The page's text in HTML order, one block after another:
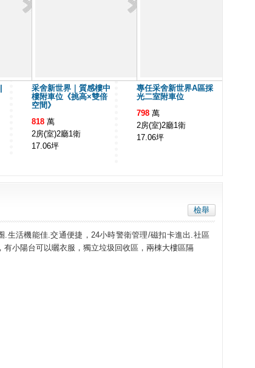
采舍新世界｜質感樓中
樓附車位《挑高×雙倍
空間》
818 萬
2房(室)2廳1衛
17.06坪
專任采舍新世界A區採
光二室附車位
798 萬
2房(室)2廳1衛
17.06坪
檢舉
.生活機能佳.交通便捷，24小時警衛管理/磁扣卡進出.社區
有小陽台可以曬衣服，獨立垃圾回收區，兩棟大樓區隔